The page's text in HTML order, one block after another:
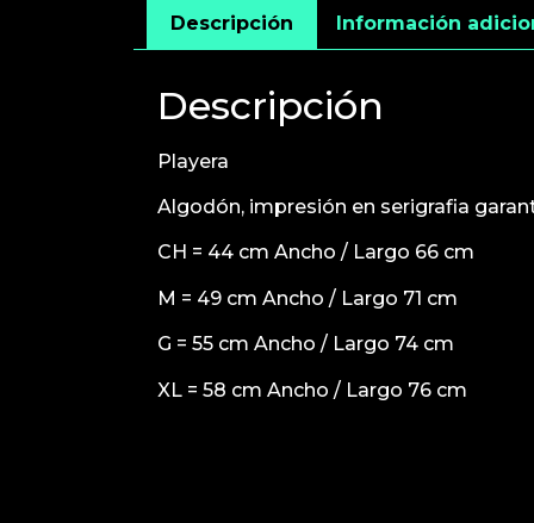
Descripción Información
Descripción
Playera
Algodón, impresión en serigrafia
CH = 44 cm Ancho / Largo 66 cm
M = 49 cm Ancho / Largo 71 cm
G = 55 cm Ancho / Largo 74 cm
XL = 58 cm Ancho / Largo 76 cm